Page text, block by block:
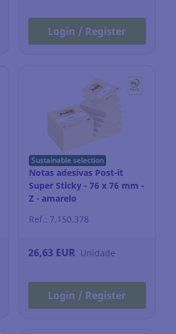
Login / Register
Sustainable selection
Notas adesivas Post-it
Super Sticky - 76 x 76 mm -
Z - amarelo
Ref.: 7.150.378
26,63 EUR Unidade
Login / Register